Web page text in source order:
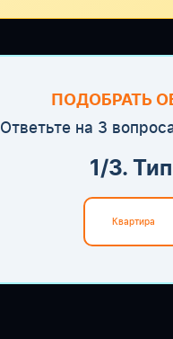
ПОДОБРАТЬ
Ответьте на 3
1/3.
Квартира